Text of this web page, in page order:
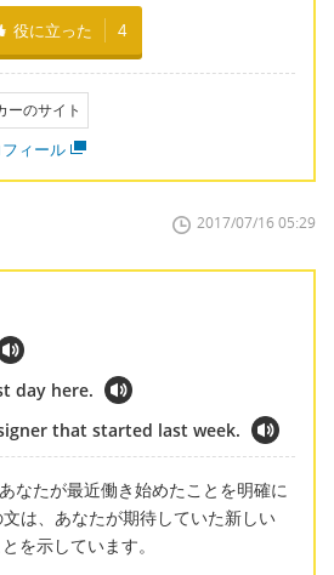
役に立った 4
ーのサイト
ィール
2017/07/16 05:29
day here.
that started last week.
なたが最近働き始めたことを明確に
は、あなたが期待していた新しい
を示しています。